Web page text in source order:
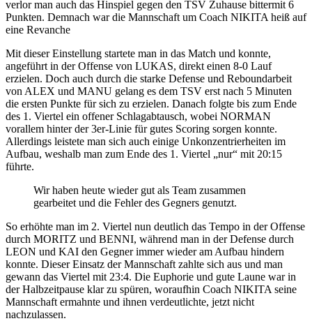
verlor man auch das Hinspiel gegen den TSV Zuhause bittermit 6
Punkten. Demnach war die Mannschaft um Coach NIKITA heiß auf
eine Revanche
Mit dieser Einstellung startete man in das Match und konnte,
angeführt in der Offense von LUKAS, direkt einen 8-0 Lauf
erzielen. Doch auch durch die starke Defense und Reboundarbeit
von ALEX und MANU gelang es dem TSV erst nach 5 Minuten
die ersten Punkte für sich zu erzielen. Danach folgte bis zum Ende
des 1. Viertel ein offener Schlagabtausch, wobei NORMAN
vorallem hinter der 3er-Linie für gutes Scoring sorgen konnte.
Allerdings leistete man sich auch einige Unkonzentrierheiten im
Aufbau, weshalb man zum Ende des 1. Viertel „nur“ mit 20:15
führte.
Wir haben heute wieder gut als Team zusammen
gearbeitet und die Fehler des Gegners genutzt.
So erhöhte man im 2. Viertel nun deutlich das Tempo in der Offense
durch MORITZ und BENNI, während man in der Defense durch
LEON und KAI den Gegner immer wieder am Aufbau hindern
konnte. Dieser Einsatz der Mannschaft zahlte sich aus und man
gewann das Viertel mit 23:4. Die Euphorie und gute Laune war in
der Halbzeitpause klar zu spüren, woraufhin Coach NIKITA seine
Mannschaft ermahnte und ihnen verdeutlichte, jetzt nicht
nachzulassen.